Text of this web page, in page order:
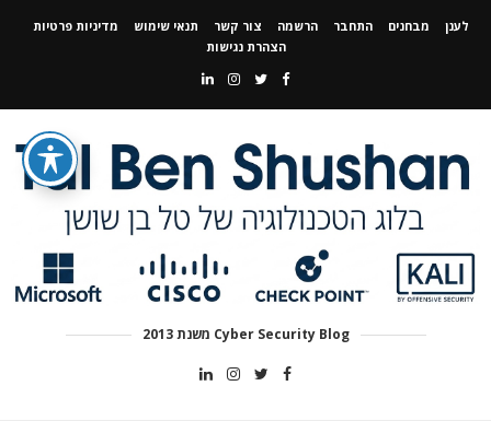
לענן מבחנים התחבר הרשמה צור קשר תנאי שימוש
מדיניות פרטיות
הצהרת נגישות
Cyber Security Blog משנת 2013